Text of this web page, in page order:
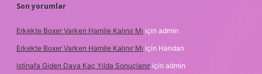
Son yorumlar
Erkekte Boxer Varken Hamile Kalınır Mı için admin
Erkekte Boxer Varken Hamile Kalınır Mı için Handan
Istinafa Giden Dava Kaç Yılda Sonuçlanır için admin